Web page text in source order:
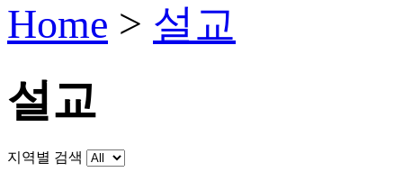
Home > 설교
설교
지역별 검색